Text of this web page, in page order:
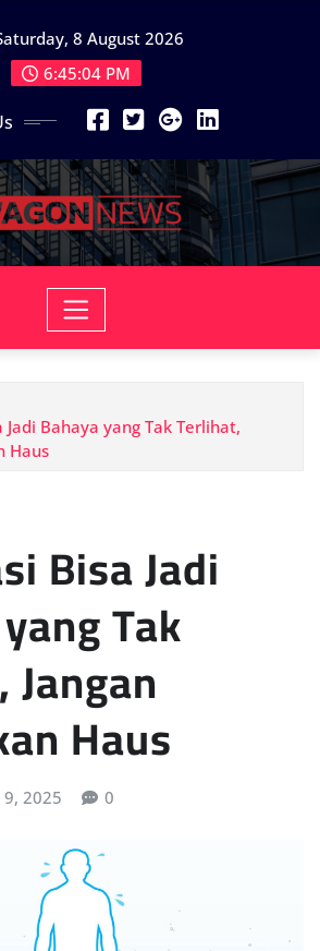
8 August 2026
6:45:06 PM
Jadi Bahaya yang Tak Terlihat,
Haus
Bisa Jadi
Tak
Haus
9, 2025 0